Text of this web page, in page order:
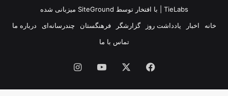
TieLabs | با افتخار توسط SiteGround میزبانی شده
خانه
اخبار یادداشت روز گزارشگر فرهنگستان چندرسانه‌ای
درباره ما
تماس با ما
فیس
بوک
یوتیوب